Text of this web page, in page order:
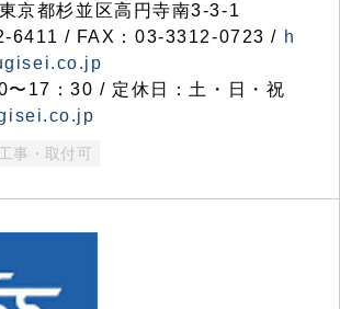
都杉並区高円寺南3-3-1
6411 / FAX：03-3312-0723 / h
〜17：30 / 定休日：土・日・祝
工事・取付可